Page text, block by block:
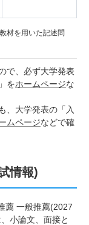
材を用いた記述問
で、必ず大学発表
をホームページな
、大学発表の「入
ムページなどで確
情報)
薦 一般推薦(2027
小論文、面接と